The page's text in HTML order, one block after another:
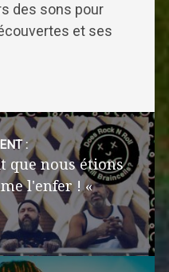
des sons pour
et ses
:
que nous étions
l'enfer ! «